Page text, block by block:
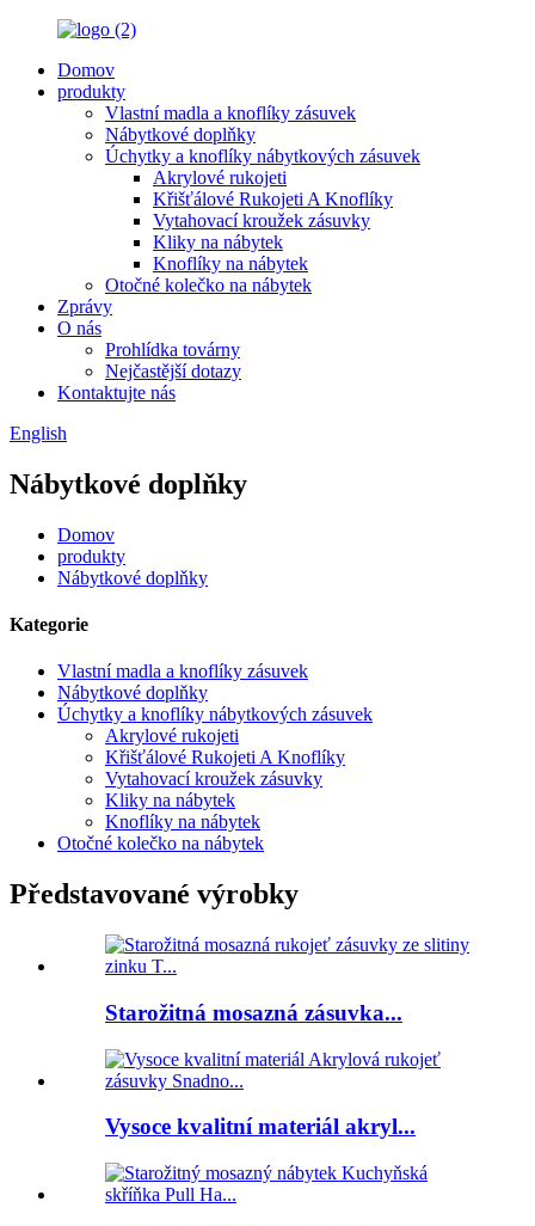
Domov
produkty
Vlastní madla a knoflíky zásuvek
Nábytkové doplňky
Úchytky a knoflíky nábytkových zásuvek
Akrylové rukojeti
Křišťálové Rukojeti A Knoflíky
Vytahovací kroužek zásuvky
Kliky na nábytek
Knoflíky na nábytek
Otočné kolečko na nábytek
Zprávy
O nás
Prohlídka továrny
Nejčastější dotazy
Kontaktujte nás
English
Nábytkové doplňky
Domov
produkty
Nábytkové doplňky
Kategorie
Vlastní madla a knoflíky zásuvek
Nábytkové doplňky
Úchytky a knoflíky nábytkových zásuvek
Akrylové rukojeti
Křišťálové Rukojeti A Knoflíky
Vytahovací kroužek zásuvky
Kliky na nábytek
Knoflíky na nábytek
Otočné kolečko na nábytek
Představované výrobky
Starožitná mosazná zásuvka...
Vysoce kvalitní materiál akryl...